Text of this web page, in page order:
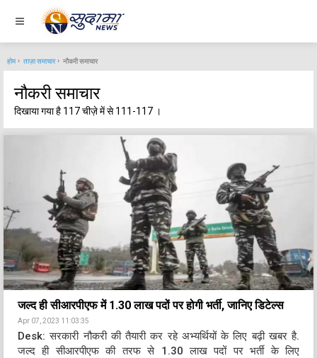
होम ताज़ा समाचार नौकरी समाचार
नौकरी समाचार
दिखाया गया है 117 चीज़े में से 111-117 ।
जल्द ही सीआरपीएफ में 1.30 लाख पदों पर होगी भर्ती, जानिए डिटेल्स
Apr 07, 2023 11:03:35
Desk: सरकारी नौकरी की तैयारी कर रहे अभ्यर्थियों के लिए बढ़ी खबर है.
जल्द ही सीआरपीएफ की तरफ से 1.30 लाख पदों पर भर्ती के लिए